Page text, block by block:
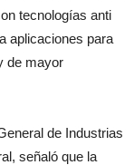
tecnologías anti
aplicaciones para
de mayor
de Industrias
señaló que la